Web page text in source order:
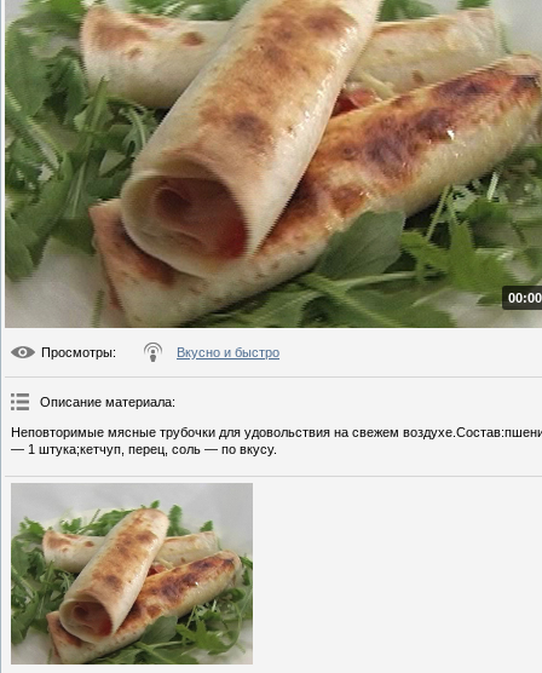
Просмотры: Вкусно и быстро
Описание материала:
Неповторимые мясные трубочки для удовольствия на свежем
— 1 штука;кетчуп, перец, соль — по вкусу.